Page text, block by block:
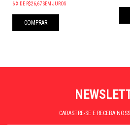
6X DE R$26,67SEM JUROS
COMPRAR
CADASTRE-SE E RECEBA